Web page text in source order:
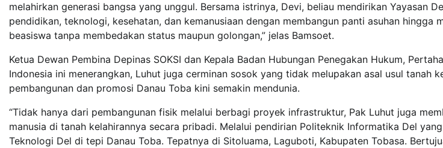
melahirkan generasi bangsa yang unggul. Bersama istrinya, Devi, beliau mendirikan Yayasan
pendidikan, teknologi, kesehatan, dan kemanusiaan dengan membangun panti asuhan hingga
beasiswa tanpa membedakan status maupun golongan,” jelas Bamsoet.
Ketua Dewan Pembina Depinas SOKSI dan Kepala Badan Hubungan Penegakan Hukum,
Indonesia ini menerangkan, Luhut juga cerminan sosok yang tidak melupakan asal usul tanah
pembangunan dan promosi Danau Toba kini semakin mendunia.
“Tidak hanya dari pembangunan fisik melalui berbagi proyek infrastruktur, Pak Luhut juga
manusia di tanah kelahirannya secara pribadi. Melalui pendirian Politeknik Informatika Del
Teknologi Del di tepi Danau Toba. Tepatnya di Sitoluama, Laguboti, Kabupaten Tobasa.